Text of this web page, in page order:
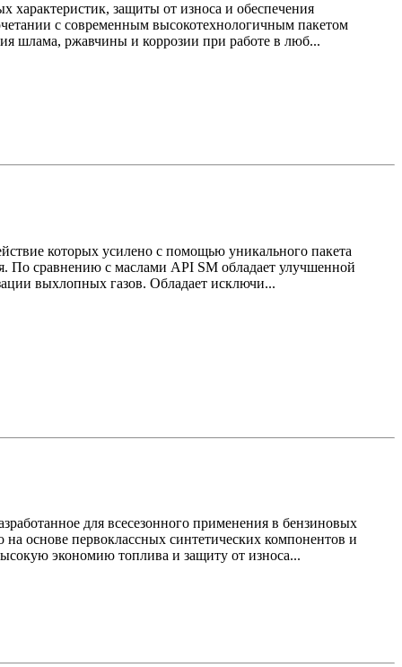
характеристик, защиты от износа и обеспечения
с современным высокотехнологичным пакетом
шлама, ржавчины и коррозии при работе в люб...
которых усилено с помощью уникального пакета
По сравнению с маслами API SM обладает улучшенной
выхлопных газов. Обладает исключи...
для всесезонного применения в бензиновых
основе первоклассных синтетических компонентов и
экономию топлива и защиту от износа...